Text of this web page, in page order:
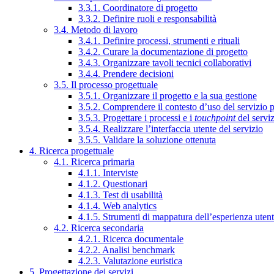
3.3.1. Coordinatore di progetto
3.3.2. Definire ruoli e responsabilità
3.4. Metodo di lavoro
3.4.1. Definire processi, strumenti e rituali
3.4.2. Curare la documentazione di progetto
3.4.3. Organizzare tavoli tecnici collaborativi
3.4.4. Prendere decisioni
3.5. Il processo progettuale
3.5.1. Organizzare il progetto e la sua gestione
3.5.2. Comprendere il contesto d’uso del servizio
3.5.3. Progettare i processi e i touchpointdel
3.5.4. Realizzare l’interfaccia utente del servizio
3.5.5. Validare la soluzione ottenuta
4. Ricerca progettuale
4.1. Ricerca primaria
4.1.1. Interviste
4.1.2. Questionari
4.1.3. Test di usabilità
4.1.4. Web analytics
4.1.5. Strumenti di mappatura dell’esperienza
4.2. Ricerca secondaria
4.2.1. Ricerca documentale
4.2.2. Analisi benchmark
4.2.3. Valutazione euristica
5. Progettazione dei servizi